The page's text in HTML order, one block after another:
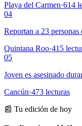
Playa del Carmen·614
04
Reportan a 23
Quintana Roo·415
05
Joven es asesinado
Cancún·473 lecturas
📰 Tu edición de hoy